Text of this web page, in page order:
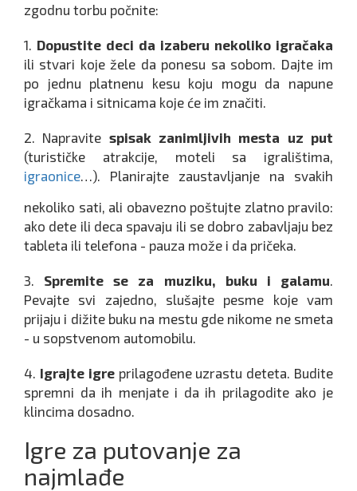
zgodnu torbu počnite:
1. Dopustite deci da izaberu nekoliko igračaka
ili stvari koje žele da ponesu sa sobom. Dajte im
po jednu platnenu kesu koju mogu da napune
igračkama i sitnicama koje će im značiti.
2. Napravite spisak zanimljivih mesta uz put
(turističke atrakcije, moteli sa igralištima,
igraonice …). Planirajte zaustavljanje na svakih
nekoliko sati, ali obavezno poštujte zlatno pravilo:
ako dete ili deca spavaju ili se dobro zabavljaju bez
tableta ili telefona - pauza može i da pričeka.
3. Spremite se za muziku, buku i galamu
Pevajte svi zajedno, slušajte pesme koje vam
prijaju i dižite buku na mestu gde nikome ne smeta
- u sopstvenom automobilu.
4. Igrajte igreprilagođene uzrastu deteta. Budite
spremni da ih menjate i da ih prilagodite ako je
klincima dosadno.
Igre za putovanje za
najmlađe